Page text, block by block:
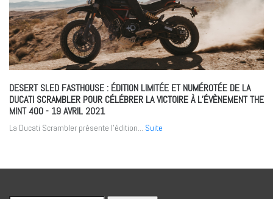
DESERT SLED FASTHOUSE : ÉDITION LIMITÉE ET NUMÉROTÉE DE LA
DUCATI SCRAMBLER POUR CÉLÉBRER LA VICTOIRE À L’ÉVÈNEMENT THE
MINT 400- 19 AVRIL 2021
La Ducati Scrambler présente l’édition... Suite